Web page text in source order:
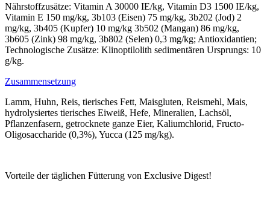
Nährstoffzusätze: Vitamin A 30000 IE/kg, Vitamin D3 1500 IE/kg,
Vitamin E 150 mg/kg, 3b103 (Eisen) 75 mg/kg, 3b202 (Jod) 2
mg/kg, 3b405 (Kupfer) 10 mg/kg 3b502 (Mangan) 86 mg/kg,
3b605 (Zink) 98 mg/kg, 3b802 (Selen) 0,3 mg/kg; Antioxidantien;
Technologische Zusätze: Klinoptilolith sedimentären Ursprungs: 10
g/kg.
Zusammensetzung
Lamm, Huhn, Reis, tierisches Fett, Maisgluten, Reismehl, Mais,
hydrolysiertes tierisches Eiweiß, Hefe, Mineralien, Lachsöl,
Pflanzenfasern, getrocknete ganze Eier, Kaliumchlorid, Fructo-
Oligosaccharide (0,3%), Yucca (125 mg/kg).
Vorteile der täglichen Fütterung von Exclusive Digest!